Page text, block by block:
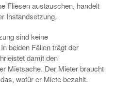
Fliesen austauschen, handelt
Instandsetzung.
sind keine
beiden Fällen trägt der
damit den
Mietsache. Der Mieter braucht
wofür er Miete bezahlt.